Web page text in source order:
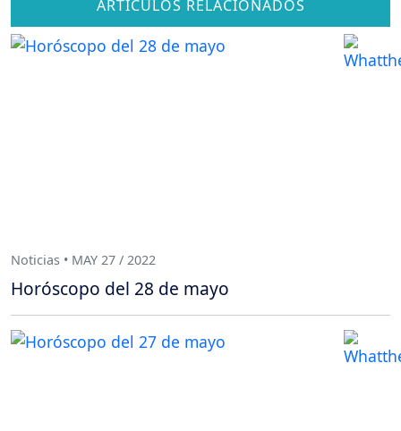
ARTÍCULOS RELACIONADOS
Noticias • MAY 27 / 2022
Horóscopo del 28 de mayo